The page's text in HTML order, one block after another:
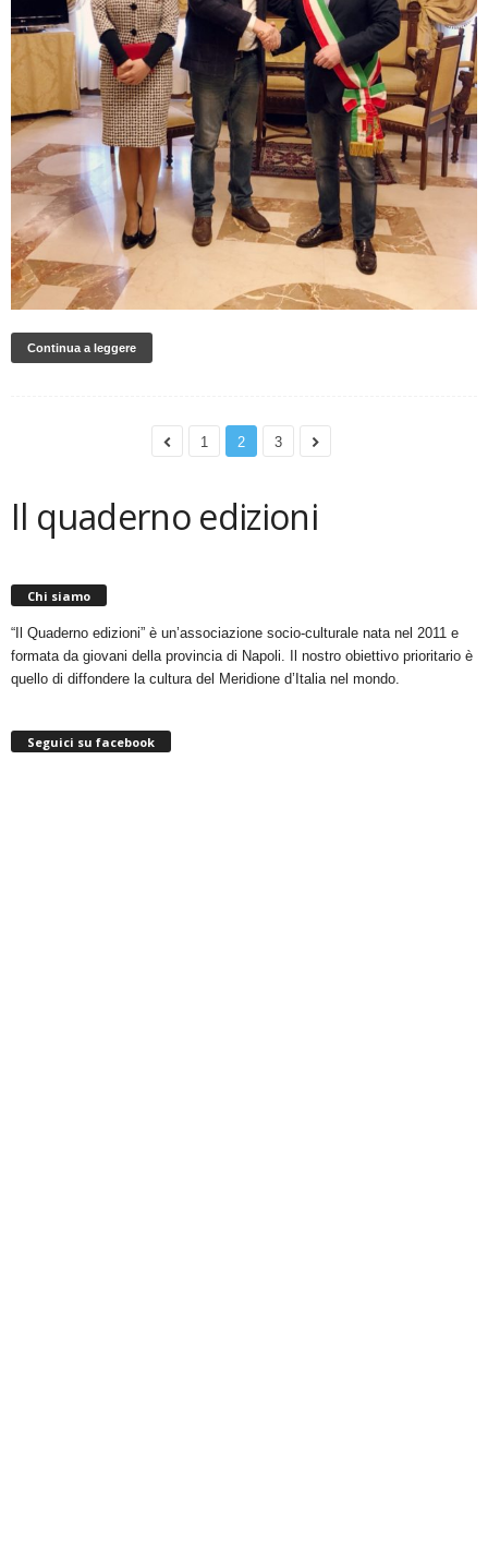
Continua a leggere
1 2 3
Il quaderno edizioni
Chi siamo
“Il Quaderno edizioni” è un’associazione socio-culturale nata nel 2011 e
formata da giovani della provincia di Napoli. Il nostro obiettivo prioritario è
quello di diffondere la cultura del Meridione d’Italia nel mondo.
Seguici su facebook